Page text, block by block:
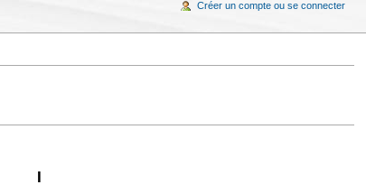
Créer un compte ou se connecter